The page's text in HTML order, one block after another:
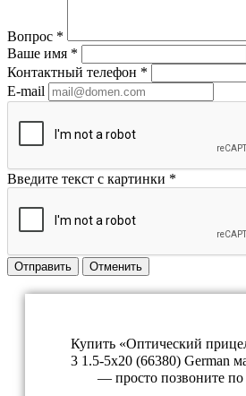
Вопрос *
Ваше имя *
Контактный телефон *
E-mail
Введите текст с картинки *
Отправить Отменить
Купить «Оптический
3 1.5-5x20 (66380) German
— просто позвоните по